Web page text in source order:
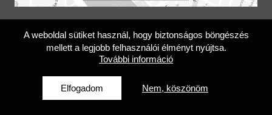
Cím: 1088 Budapest, Múzeum krt. 14-16.
Központi telefon: +36 1 327 77 00
Információ: +36 30 811 4794 /
E-mail:info@mnm.hu
A weboldal sütiket használ, hogy biztonságos böngészés
mellett a legjobb felhasználói élményt nyújtsa.
További információ
Elfogadom Nem, köszönöm